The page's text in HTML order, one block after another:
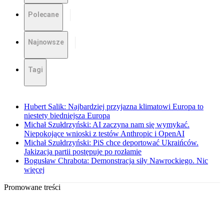
Polecane
Najnowsze
Tagi
Hubert Salik: Najbardziej przyjazna klimatowi Europa to
niestety biedniejsza Europa
Michał Szułdrzyński: AI zaczyna nam się wymykać.
Niepokojące wnioski z testów Anthropic i OpenAI
Michał Szułdrzyński: PiS chce deportować Ukraińców.
Jakizacja partii postępuje po rozłamie
Bogusław Chrabota: Demonstracja siły Nawrockiego. Nic
więcej
Promowane treści